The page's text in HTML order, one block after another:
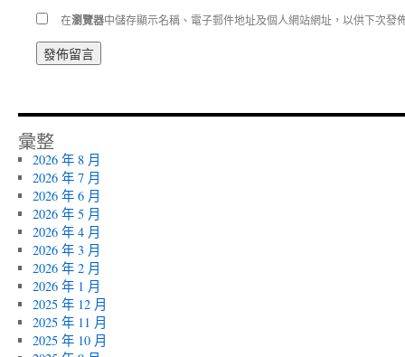
在瀏覽器中儲存顯示名稱、電子郵件地址及個人網站網址，以供下次發
彙整
2026 年 8 月
2026 年 7 月
2026 年 6 月
2026 年 5 月
2026 年 4 月
2026 年 3 月
2026 年 2 月
2026 年 1 月
2025 年 12 月
2025 年 11 月
2025 年 10 月